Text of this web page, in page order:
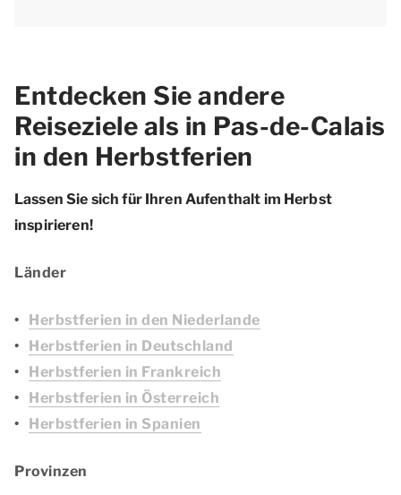
Entdecken Sie andere
Reiseziele als in Pas-de-Calais
in den Herbstferien
Lassen Sie sich für Ihren Aufenthalt im Herbst
inspirieren!
Länder
Herbstferien in den Niederlande
Herbstferien in Deutschland
Herbstferien in Frankreich
Herbstferien in Österreich
Herbstferien in Spanien
Provinzen